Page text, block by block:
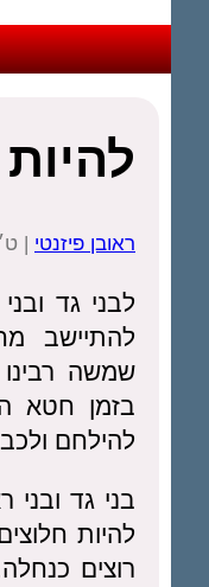
ראובן פיזנטי |
לבני גד
להתיישב
שמשה
בזמן חטא
להילחם
בני גד ובני
להיות
רוצים